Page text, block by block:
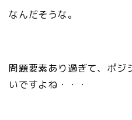
なんだそうな。
問題要素あり過ぎて、ポジ
いですよね・・・